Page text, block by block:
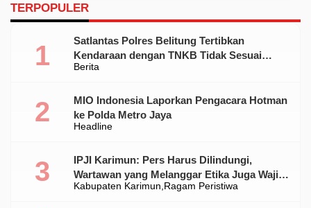
TERPOPULER
Berita
Satlantas Polres Belitung Tertibkan
Kendaraan dengan TNKB Tidak Sesuai
Standar
Headline
MIO Indonesia Laporkan Pengacara Hotman
ke Polda Metro Jaya
Kabupaten Karimun Ragam Peristiwa
IPJI Karimun: Pers Harus Dilindungi,
Wartawan yang Melanggar Etika Juga Wajib
Dikoreksi